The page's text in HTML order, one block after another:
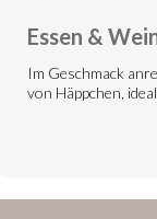
Essen &
Im Geschmack
von Häppchen,